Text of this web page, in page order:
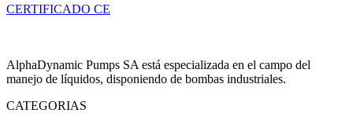
CERTIFICADO CE
AlphaDynamic Pumps SA está especializada en el campo del
manejo de líquidos, disponiendo de bombas industriales.
CATEGORIAS